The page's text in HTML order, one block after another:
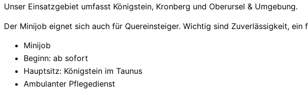
Unser Einsatzgebiet umfasst Königstein, Kronberg und Oberursel & Umgebung.
Der Minijob eignet sich auch für Quereinsteiger. Wichtig sind Zuverlässigkeit,
Minijob
Beginn: ab sofort
Hauptsitz: Königstein im Taunus
Ambulanter Pflegedienst